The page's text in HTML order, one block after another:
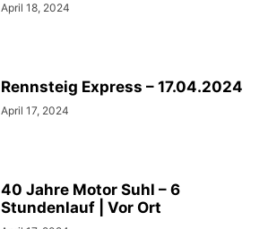
April 18, 2024
Rennsteig Express – 17.04.2024
April 17, 2024
40 Jahre Motor Suhl – 6
Stundenlauf | Vor Ort